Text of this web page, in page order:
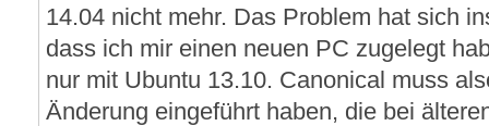
14.04 nicht mehr. Das Problem hat sich
dass ich mir einen neuen PC zugelegt
nur mit Ubuntu 13.10. Canonical muss
Änderung eingeführt haben, die bei